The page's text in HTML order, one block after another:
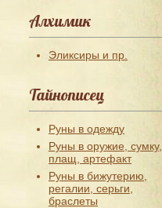
Алхимик
Эликсиры и пр.
Тайнописец
Руны в одежду
Руны в оружие, сумку,
плащ, артефакт
Руны в бижутерию,
регалии, серьги,
браслеты